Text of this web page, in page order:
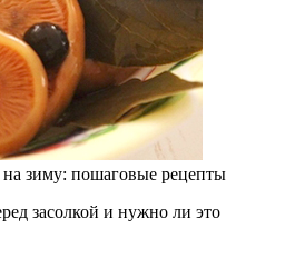
засолкой и нужно ли это